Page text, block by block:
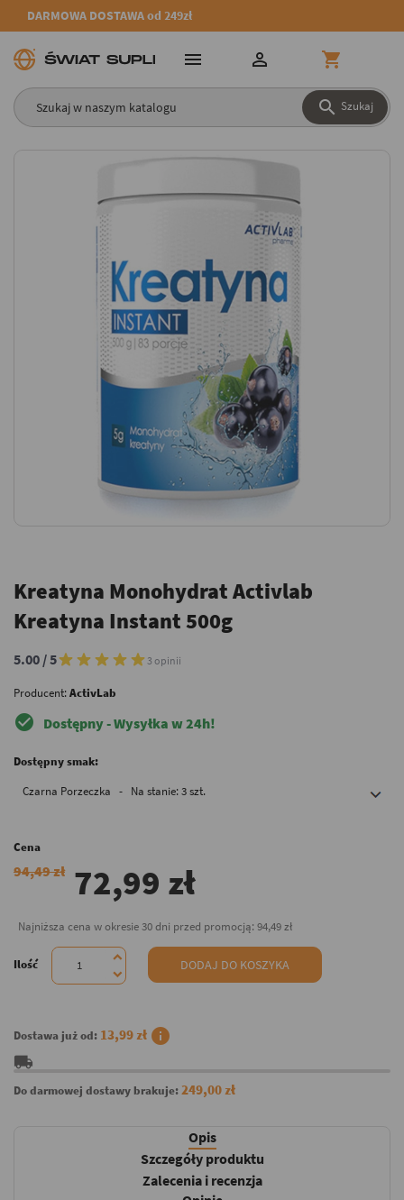
DARMOWA DOSTAWA od 249zł
 Szukaj
  
Kreatyna Monohydrat Activlab
Kreatyna Instant 500g
5.00 / 5 3 opinii
Producent:ActivLab
check_circle Dostępny - Wysyłka w 24h!
Dostępny smak:
Czarna Porzeczka - Na stanie: 3 szt.
Cena
94,49 zł 72,99 zł
Najniższa cena w okresie 30 dni przed promocją: 94,49 zł
Ilość DODAJ DO KOSZYKA
Dostawa już od: 13,99 zł info
local_shipping
Do darmowej dostawy brakuje:249,00 zł
Opis
Szczegóły produktu
Zalecenia i recenzja